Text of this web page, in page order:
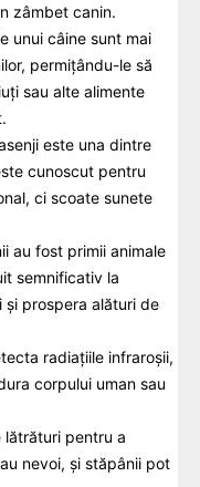
zâmbet canin.
unui câine sunt mai
permițându-le să
sau alte alimente
este una dintre
cunoscut pentru
ci scoate sunete
au fost primii animale
semnificativ la
prospera alături de
radiațiile infraroșii,
corpului uman sau
lătrături pentru a
nevoi, și stăpânii pot